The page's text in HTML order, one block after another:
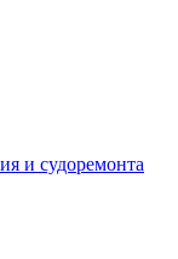
и судоремонта